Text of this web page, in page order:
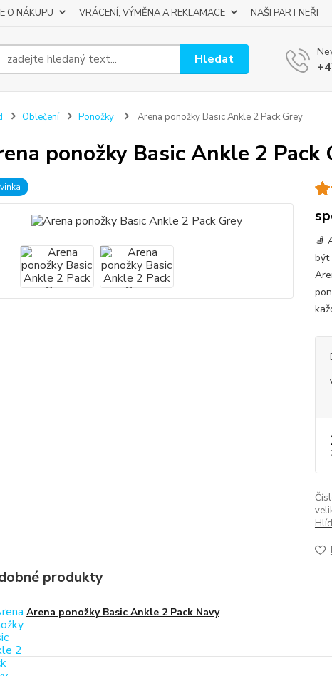
O NÁKUPU VRÁCENÍ, VÝMĚNA A REKLAMACE NAŠI PARTNEŘI
Hledat
Oblečení Ponožky Arena ponožky Basic Ankle 2 Pack Grey
ponožky Basic Ankle 2 Pack
🧦
být
produkty
Arena ponožky Basic Ankle 2 Pack Navy